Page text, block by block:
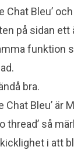
Bleu’
på sidan ett
funktion
bra.
Bleu’ är
thread’ så
i att